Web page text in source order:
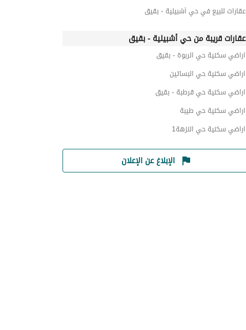
عقارات للبيع في حي أشبيلية - بقيق
عقارات قريبة من حي أشبيلية - بقيق
اراضي سكنية حي الربوة - بقيق
اراضي سكنية حي البساتين
اراضي سكنية حي قرطبة - بقيق
اراضي سكنية حي طيبة
اراضي سكنية حي النزهة1
الإبلاغ عن الإعلان